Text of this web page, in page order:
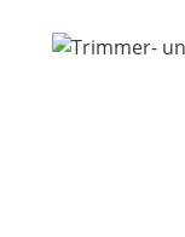
Bildergalerie